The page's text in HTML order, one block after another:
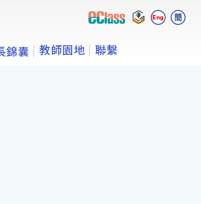
Eng 簡
錦囊 教師園地 聯繫